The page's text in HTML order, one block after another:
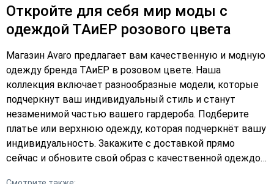
Откройте для себя мир моды с
одеждой ТАиЕР розового цвета
Магазин Avaro предлагает вам качественную и модную
одежду бренда ТАиЕР в розовом цвете. Наша
коллекция включает разнообразные модели, которые
подчеркнут ваш индивидуальный стиль и станут
незаменимой частью вашего гардероба. Подберите
платье или верхнюю одежду, которая подчеркнёт вашу
индивидуальность. Закажите с доставкой прямо
сейчас и обновите свой образ с качественной одеждой